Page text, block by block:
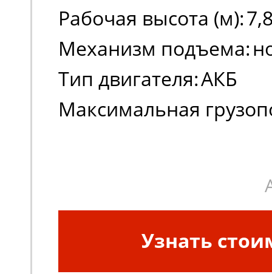
Рабочая высота (м):
Механизм подъема:
Тип двигателя:АКБ
Максимальная
Узнать